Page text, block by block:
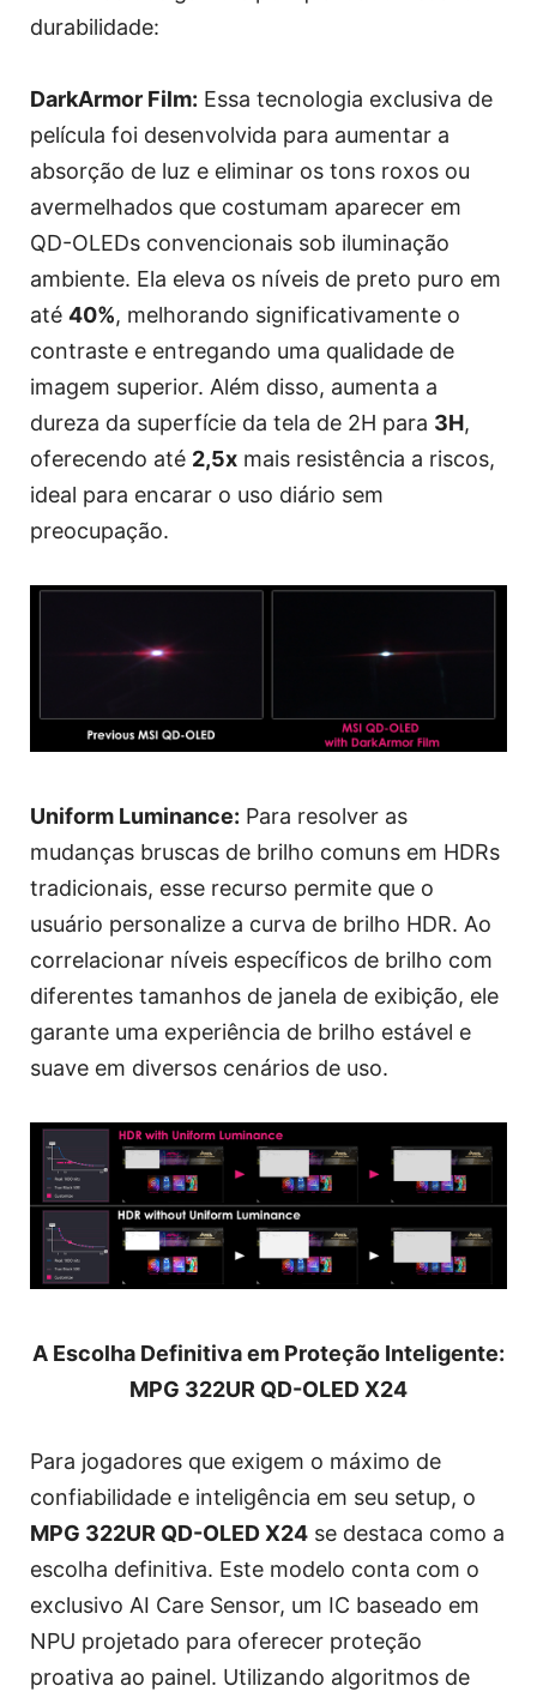
durabilidade:
DarkArmor Film: Essa tecnologia exclusiva de
película foi desenvolvida para aumentar a
absorção de luz e eliminar os tons roxos ou
avermelhados que costumam aparecer em
QD-OLEDs convencionais sob iluminação
ambiente. Ela eleva os níveis de preto puro em
até 40%, melhorando significativamente o
contraste e entregando uma qualidade de
imagem superior. Além disso, aumenta a
dureza da superfície da tela de 2H para 3H,
oferecendo até 2,5x mais resistência a riscos,
ideal para encarar o uso diário sem
preocupação.
Uniform Luminance: Para resolver as
mudanças bruscas de brilho comuns em HDRs
tradicionais, esse recurso permite que o
usuário personalize a curva de brilho HDR. Ao
correlacionar níveis específicos de brilho com
diferentes tamanhos de janela de exibição, ele
garante uma experiência de brilho estável e
suave em diversos cenários de uso.
A Escolha Definitiva em Proteção Inteligente:
MPG 322UR QD-OLED X24
Para jogadores que exigem o máximo de
confiabilidade e inteligência em seu setup, o
MPG 322UR QD-OLED X24 se destaca como a
escolha definitiva. Este modelo conta com o
exclusivo AI Care Sensor, um IC baseado em
NPU projetado para oferecer proteção
proativa ao painel. Utilizando algoritmos de